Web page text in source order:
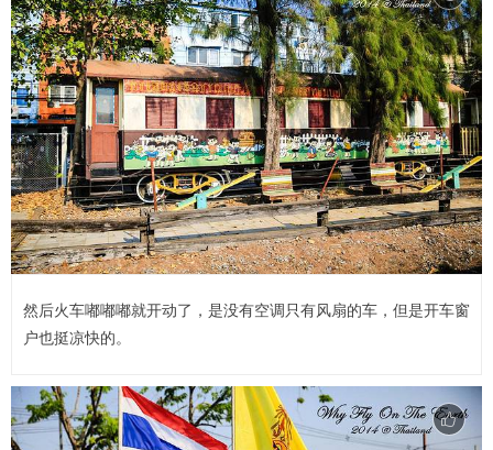
然后火车嘟嘟嘟就开动了，是没有空调只有风扇的车，但是开车窗
户也挺凉快的。